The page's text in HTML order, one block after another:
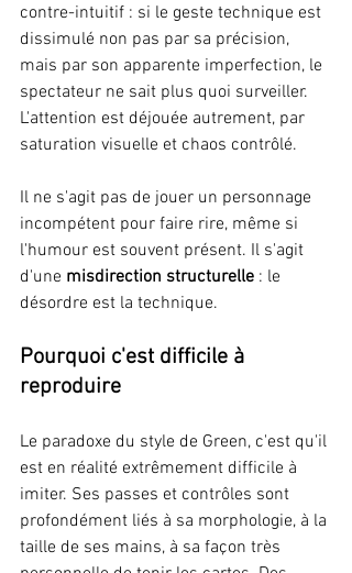
contre-intuitif : si le geste technique est
dissimulé non pas par sa précision,
mais par son apparente imperfection, le
spectateur ne sait plus quoi surveiller.
L'attention est déjouée autrement, par
saturation visuelle et chaos contrôlé.
Il ne s'agit pas de jouer un personnage
incompétent pour faire rire, même si
l'humour est souvent présent. Il s'agit
d'une misdirection structurelle : le
désordre est la technique.
Pourquoi c'est difficile à
reproduire
Le paradoxe du style de Green, c'est qu'il
est en réalité extrêmement difficile à
imiter. Ses passes et contrôles sont
profondément liés à sa morphologie, à la
taille de ses mains, à sa façon très